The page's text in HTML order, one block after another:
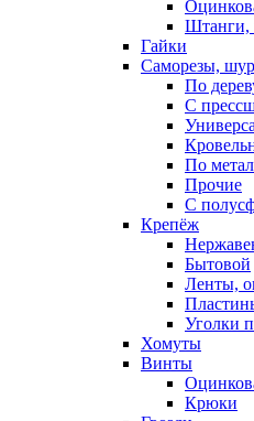
Штанги,
Гайки
Саморезы,
По
С
По
Прочие
С
Крепёж
Бытовой
Ленты,
Уголки
Хомуты
Винты
Крюки